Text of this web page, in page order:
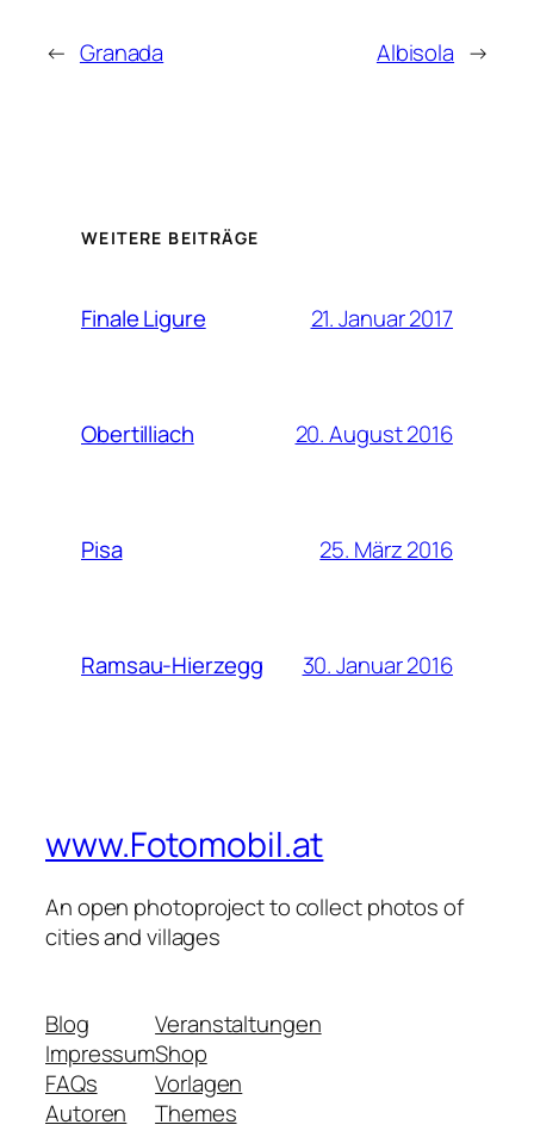
← Granada Albisola →
WEITERE BEITRÄGE
Finale Ligure 21. Januar 2017
Obertilliach 20. August 2016
Pisa 25. März 2016
Ramsau-Hierzegg 30. Januar 2016
www.Fotomobil.at
An open photoproject to collect photos of
cities and villages
Blog
Impressum
FAQs
Autoren
Veranstaltungen
Shop
Vorlagen
Themes